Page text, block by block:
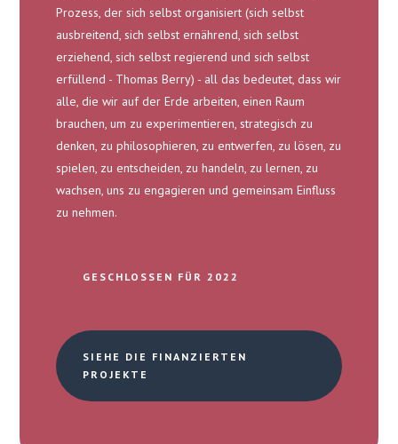
Prozess, der sich selbst organisiert (sich selbst
ausbreitend, sich selbst ernährend, sich selbst
erziehend, sich selbst regierend und sich selbst
erfüllend - Thomas Berry) - all das bedeutet, dass wir
alle, die wir auf der Erde arbeiten, einen Raum
brauchen, um zu experimentieren, strategisch zu
denken, zu philosophieren, zu entwerfen, zu lösen, zu
spielen, zu entscheiden, zu handeln, zu lernen, zu
wachsen, uns zu engagieren und gemeinsam Einfluss
zu nehmen.
GESCHLOSSEN FÜR 2022
SIEHE DIE FINANZIERTEN
PROJEKTE